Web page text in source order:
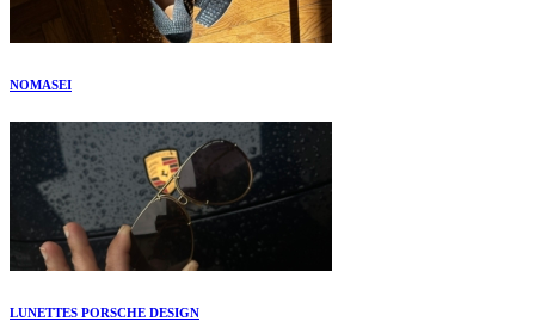
NOMASEI
LUNETTES PORSCHE DESIGN